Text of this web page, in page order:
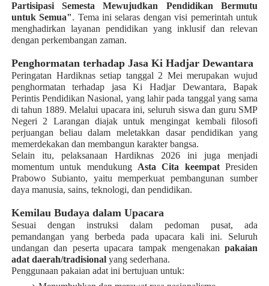
Partisipasi Semesta Mewujudkan Pendidikan Bermutu
untuk Semua". Tema ini selaras dengan visi pemerintah untuk
menghadirkan layanan pendidikan yang inklusif dan relevan
dengan perkembangan zaman.
Penghormatan terhadap Jasa Ki Hadjar Dewantara
Peringatan Hardiknas setiap tanggal 2 Mei merupakan wujud
penghormatan terhadap jasa Ki Hadjar Dewantara, Bapak
Perintis Pendidikan Nasional, yang lahir pada tanggal yang sama
di tahun 1889. Melalui upacara ini, seluruh siswa dan guru SMP
Negeri 2 Larangan diajak untuk mengingat kembali filosofi
perjuangan beliau dalam meletakkan dasar pendidikan yang
memerdekakan dan membangun karakter bangsa.
Selain itu, pelaksanaan Hardiknas 2026 ini juga menjadi
momentum untuk mendukung Asta Cita keempatPresiden
Prabowo Subianto, yaitu memperkuat pembangunan sumber
daya manusia, sains, teknologi, dan pendidikan.
Kemilau Budaya dalam Upacara
Sesuai dengan instruksi dalam pedoman pusat, ada
pemandangan yang berbeda pada upacara kali ini. Seluruh
undangan dan peserta upacara tampak mengenakanpakaian
adat daerah/tradisionalyang sederhana.
Penggunaan pakaian adat ini bertujuan untuk: